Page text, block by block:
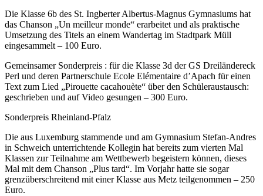
Die Klasse 6b des St. Ingberter Albertus-Magnus Gymnasiums hat
das Chanson „Un meilleur monde“ erarbeitet und als praktische
Umsetzung des Titels an einem Wandertag im Stadtpark Müll
eingesammelt – 100 Euro.
Gemeinsamer Sonderpreis : für die Klasse 3d der GS Dreiländereck
Perl und deren Partnerschule Ecole Elémentaire d’Apach für einen
Text zum Lied „Pirouette cacahouète“ über den Schüleraustausch:
geschrieben und auf Video gesungen – 300 Euro.
Sonderpreis Rheinland-Pfalz
Die aus Luxemburg stammende und am Gymnasium Stefan-Andres
in Schweich unterrichtende Kollegin hat bereits zum vierten Mal
Klassen zur Teilnahme am Wettbewerb begeistern können, dieses
Mal mit dem Chanson „Plus tard“. Im Vorjahr hatte sie sogar
grenzüberschreitend mit einer Klasse aus Metz teilgenommen – 250
Euro.